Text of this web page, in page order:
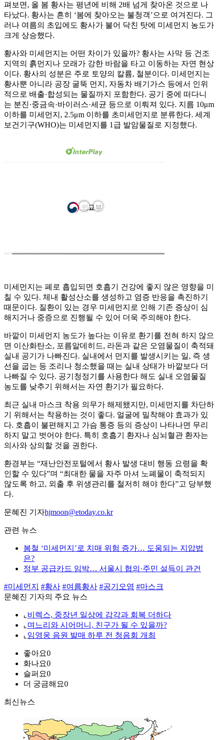
펴보면, 올 봄 황사는 평년에 비해 2배 넘게 찾아온 것으로 나
타났다. 황사는 흔히 ‘봄에 찾아오는 불청객’으로 여겨진다. 그
러나 여름의 초입에도 황사가 불어 닥친 탓에 미세먼지 농도가
크게 상승했다.
황사와 미세먼지는 어떤 차이가 있을까? 황사는 사막 등 건조
지역의 흙먼지나 모래가 강한 바람을 타고 이동하는 자연 현상
이다. 황사의 성분은 주로 토양의 칼륨, 철분이다. 미세먼지는
황사뿐 아니라 공장 굴뚝 먼지, 자동차 배기가스 등에서 인위
적으로 배출·합성되는 물질까지 포함한다. 공기 중에 떠다니
는 분진·중금속·바이러스·세균 등으로 이뤄져 있다. 지름 10μm
이하를 미세먼지, 2.5μm 이하를 초미세먼지로 분류한다. 세계
보건기구(WHO)는 미세먼지를 1급 발암물질로 지정했다.
미세먼지는 폐로 흡입되면 호흡기 건강에 좋지 않은 영향을 미
칠 수 있다. 체내 활성산소를 생성하고 염증 반응을 촉진하기
때문이다. 질환이 있는 경우 미세먼지로 인해 기존 증상이 심
해지거나 중증으로 진행될 수 있어 더욱 주의해야 한다.
바깥이 미세먼지 농도가 높다는 이유로 환기를 전혀 하지 않으
면 이산화탄소, 포름알데히드, 라돈과 같은 오염물질이 축적돼
실내 공기가 나빠진다. 실내에서 먼지를 발생시키는 일, 즉 생
선을 굽는 등 조리나 청소했을 때는 실내 상태가 바깥보다 더
나빠질 수 있다. 공기청정기를 사용한다 해도 실내 오염물질
농도를 낮추기 위해서는 자연 환기가 필요하다.
최근 실내 마스크 착용 의무가 해제됐지만, 미세먼지를 차단하
기 위해서는 착용하는 것이 좋다. 얼굴에 밀착해야 효과가 있
다. 호흡이 불편해지고 가슴 통증 등의 증상이 나타나면 무리
하지 말고 벗어야 한다. 특히 호흡기 환자나 심뇌혈관 환자는
의사와 상의할 것을 권한다.
환경부는 “재난안전포털에서 황사 발생 대비 행동 요령을 확
인할 수 있다”며 “최대한 물을 자주 마셔 노폐물이 축적되지
않도록 하고, 외출 후 위생관리를 철저히 해야 한다”고 당부했
다.
문혜진 기자hjmoon@etoday.co.kr
관련 뉴스
봄철 ‘미세먼지’로 치매 위험 증가… 도움되는 지압법
은?
정부 공급카드 임박… 서울시 협의·주민 설득이 관건
#미세먼지 #황사 #여름황사 #공기오염 #마스크
문혜진 기자의 주요 뉴스
⌞ 비렉스, 중장년 일상에 감각과 회복 더하다
⌞ 며느리와 시어머니, 친구가 될 수 있을까?
⌞ 임영웅 음원 발매 하루 전 청음회 개최
좋아요0
화나요0
슬퍼요0
더 궁금해요0
최신뉴스